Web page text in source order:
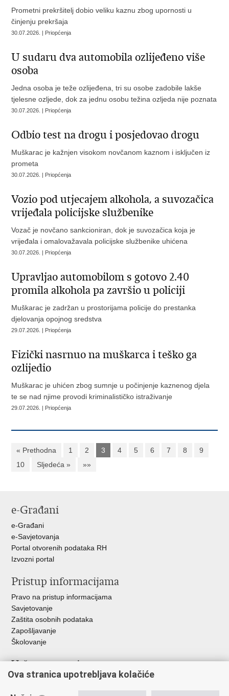
Prometni prekršitelj dobio veliku kaznu zbog upornosti u
činjenju prekršaja
30.07.2026. | Priopćenja
U sudaru dva automobila ozlijeđeno više
osoba
Jedna osoba je teže ozlijeđena, tri su osobe zadobile lakše
tjelesne ozljede, dok za jednu osobu težina ozljeda nije poznata
30.07.2026. | Priopćenja
Odbio test na drogu i posjedovao drogu
Muškarac je kažnjen visokom novčanom kaznom i isključen iz
prometa
30.07.2026. | Priopćenja
Vozio pod utjecajem alkohola, a suvozačica
vrijeđala policijske službenike
Vozač je novčano sankcioniran, dok je suvozačica koja je
vrijeđala i omalovažavala policijske službenike uhićena
30.07.2026. | Priopćenja
Upravljao automobilom s gotovo 2.40
promila alkohola pa završio u policiji
Muškarac je zadržan u prostorijama policije do prestanka
djelovanja opojnog sredstva
29.07.2026. | Priopćenja
Fizički nasrnuo na muškarca i teško ga
ozlijedio
Muškarac je uhićen zbog sumnje u počinjenje kaznenog djela
te se nad njime provodi kriminalističko istraživanje
29.07.2026. | Priopćenja
« Prethodna 1 2 3 4 5 6 7 8
9
10
Sljedeća » »»
e-Građani
e-Građani
e-Savjetovanja
Portal otvorenih podataka RH
Izvozni portal
Pristup informacijama
Pravo na pristup informacijama
Savjetovanje
Zaštita osobnih podataka
Zapošljavanje
Školovanje
Važne poveznice
Ministarstvo unutarnjih poslova
Ova stranica upotrebljava kolačiće